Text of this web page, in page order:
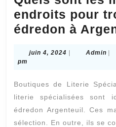
endroits pour
édredon à
juin 4, 2024 juin
| Admin |
pm
Boutiques de Literie
literie spécialisées sont
édredon Argenteuil. Ces
sélection. En outre, ils se